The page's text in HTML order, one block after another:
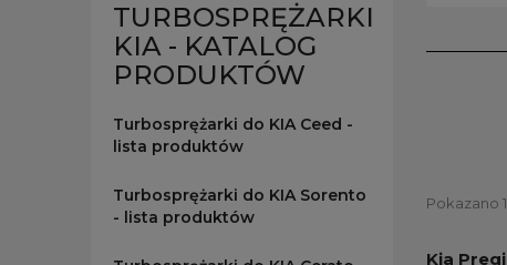
TURBOSPRĘŻARKI
KIA - KATALOG
PRODUKTÓW
Turbosprężarki do KIA Ceed -
lista produktów
Turbosprężarki do KIA Sorento
- lista produktów
Pokazano
Kia